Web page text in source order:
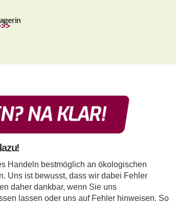
NA KLAR!
Handeln bestmöglich an ökologischen
Uns ist bewusst, dass wir dabei Fehler
daher dankbar, wenn Sie uns
lassen oder uns auf Fehler hinweisen. So